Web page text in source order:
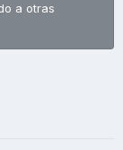
a otras